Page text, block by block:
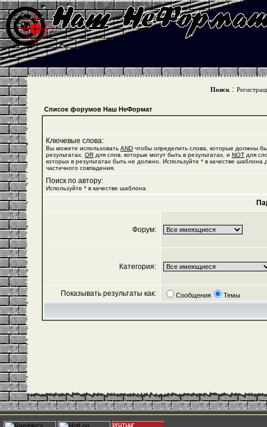
Поиск :
Список форумов Наш НеФормат
Ключевые слова:
Вы можете использовать AND чтобы определить слова, которые должны
результатах, OR для слов, которые могут быть в результатах, и NOT для
которых в результатах быть не должно. Используйте * в качестве шаблона
частичного совпадения.
Поиск по автору:
Используйте * в качестве шаблона
Форум:
Категория:
Показывать результаты как: Сообщения Темы